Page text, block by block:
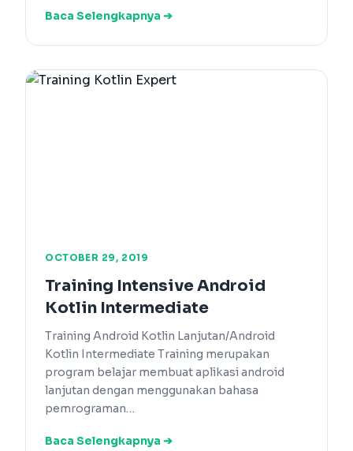
Baca Selengkapnya ➔
OCTOBER 29, 2019
Training Intensive Android
Kotlin Intermediate
Training Android Kotlin Lanjutan/Android
Kotlin Intermediate Training merupakan
program belajar membuat aplikasi android
lanjutan dengan menggunakan bahasa
pemrograman…
Baca Selengkapnya ➔